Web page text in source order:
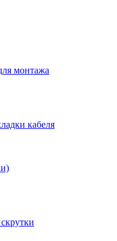
монтажа
кабеля